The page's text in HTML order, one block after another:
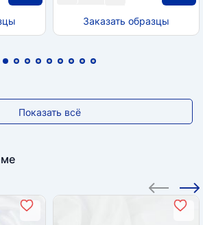
Заказать образцы
Показать всё